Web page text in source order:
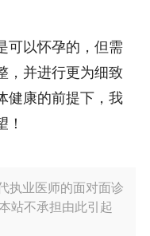
可以怀孕的，但需
，并进行更为细致
健康的前提下，我
！
执业医师的面对面诊
站不承担由此引起